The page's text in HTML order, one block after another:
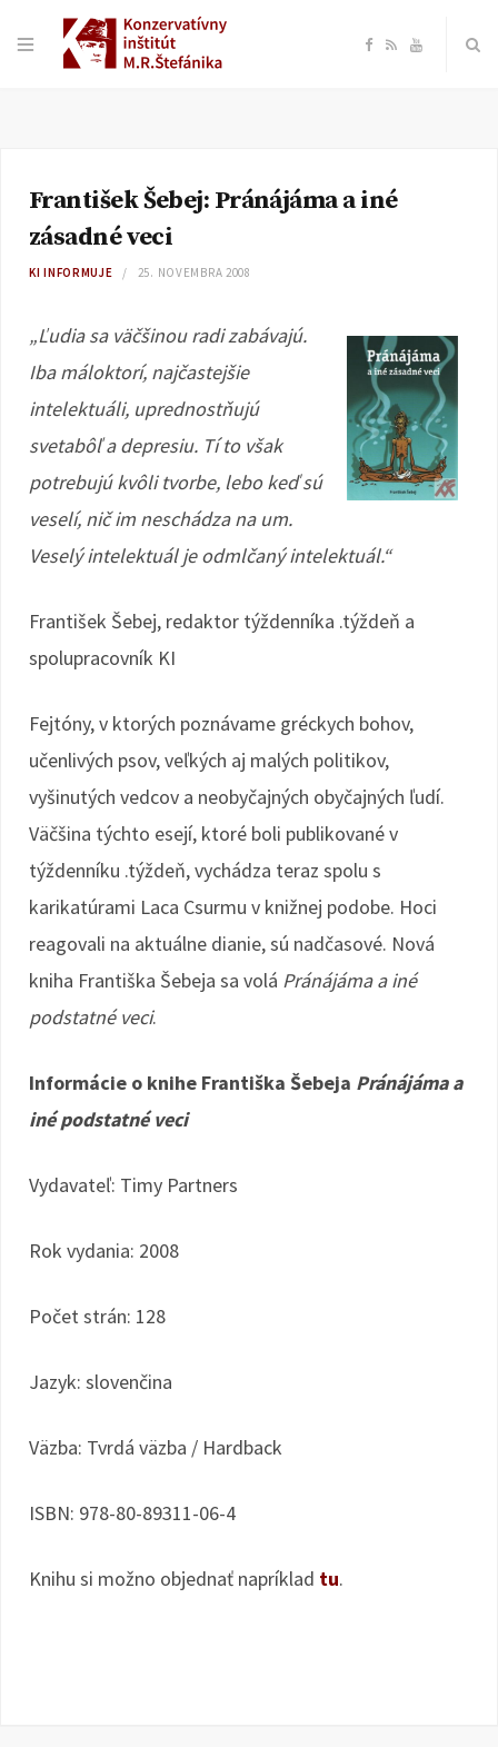
F
e
o
k
R Y
e
František Šebej: Pránájáma a iné
zásadné veci
KI INFORMUJE 25. NOVEMBRA 2008
„Ľudia sa väčšinou radi zabávajú.
Iba máloktorí, najčastejšie
intelektuáli, uprednostňujú
svetabôľ a depresiu. Tí to však
potrebujú kvôli tvorbe, lebo keď sú
veselí, nič im neschádza na um.
Veselý intelektuál je odmlčaný intelektuál.“
František Šebej, redaktor týždenníka .týždeň a
spolupracovník KI
Fejtóny, v ktorých poznávame gréckych bohov,
učenlivých psov, veľkých aj malých politikov,
vyšinutých vedcov a neobyčajných obyčajných ľudí.
Väčšina týchto esejí, ktoré boli publikované v
týždenníku .týždeň, vychádza teraz spolu s
karikatúrami Laca Csurmu v knižnej podobe. Hoci
reagovali na aktuálne dianie, sú nadčasové. Nová
kniha Františka Šebeja sa volá Pránájáma a iné
podstatné veci.
Informácie o knihe Františka Šebeja Pránájáma a
iné podstatné veci
Vydavateľ: Timy Partners
Rok vydania: 2008
Počet strán: 128
Jazyk: slovenčina
Väzba: Tvrdá väzba / Hardback
ISBN: 978-80-89311-06-4
Knihu si možno objednať napríklad tu.